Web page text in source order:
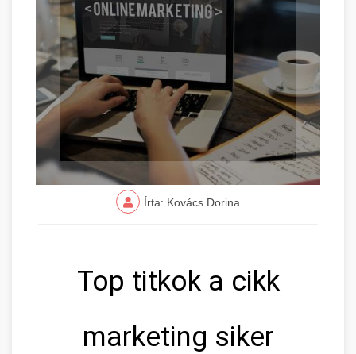
Írta: Kovács Dorina
Top titkok a cikk
marketing siker